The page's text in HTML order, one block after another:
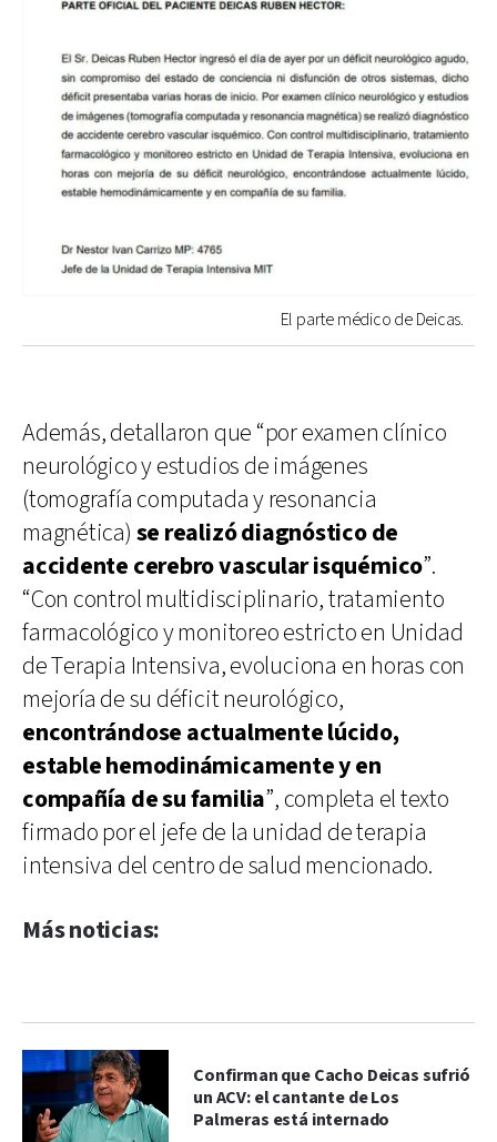
El parte médico de Deicas.
Además, detallaron que “por examen clínico
neurológico y estudios de imágenes
(tomografía computada y resonancia
magnética) se realizó diagnóstico de
accidente cerebro vascular isquémico”.
“Con control multidisciplinario, tratamiento
farmacológico y monitoreo estricto en Unidad
de Terapia Intensiva, evoluciona en horas con
mejoría de su déficit neurológico,
encontrándose actualmente lúcido,
estable hemodinámicamente y en
compañía de su familia”, completa el texto
firmado por el jefe de la unidad de terapia
intensiva del centro de salud mencionado.
Más noticias:
Confirman que Cacho Deicas sufrió
un ACV: el cantante de Los
Palmeras está internado